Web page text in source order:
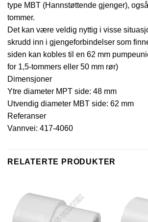
type MBT (Hannstøttende gjenger),
tommer.
Det kan være veldig nyttig i visse
skrudd inn i gjengeforbindelser som
siden kan kobles til en 62 mm
for 1,5-tommers eller 50 mm rør)
Dimensjoner
Ytre diameter MPT side: 48 mm
Utvendig diameter MBT side: 62 mm
Referanser
Vannvei: 417-4060
RELATERTE PRODUKTER